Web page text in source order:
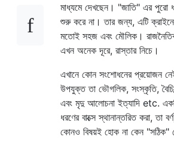
মাধ্যমে দেখছেন। "জাতি" এর পুরো
শুরু করে না। তার জন্য, এটি
মতোই সহজ এবং মৌলিক।
এখন অনেক দূরে, রাস্তার নিচে।
এখানে কোন সংশোধনের প্রয়োজন
উপযুক্ত তা ভৌগলিক, সংস্কৃতি,
এবং মৃদু আলোচনা ইত্যাদি etc.
ধরণের বাক্সে স্থানান্তরিত করা, তা
কোনও বিষয়ই হোক না কেন "সঠিক"